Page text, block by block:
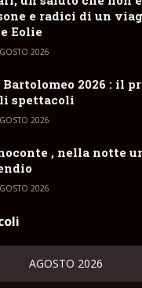
e radici di un
Eolie
2026
Bartolomeo 2026 : il
spettacoli
2026
, nella notte
2026
AGOSTO 2026